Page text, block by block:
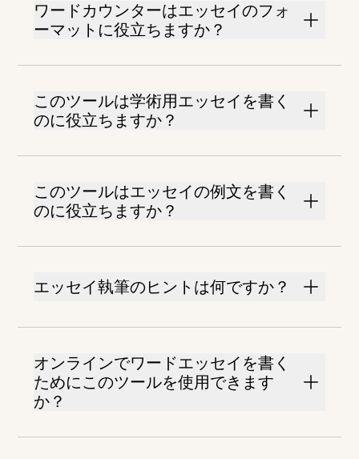
ワードカウンターはエッセイのフォ
ーマットに役立ちますか？
このツールは学術用エッセイを書く
のに役立ちますか？
このツールはエッセイの例文を書く
のに役立ちますか？
エッセイ執筆のヒントは何ですか？
オンラインでワードエッセイを書く
ためにこのツールを使用できます
か？